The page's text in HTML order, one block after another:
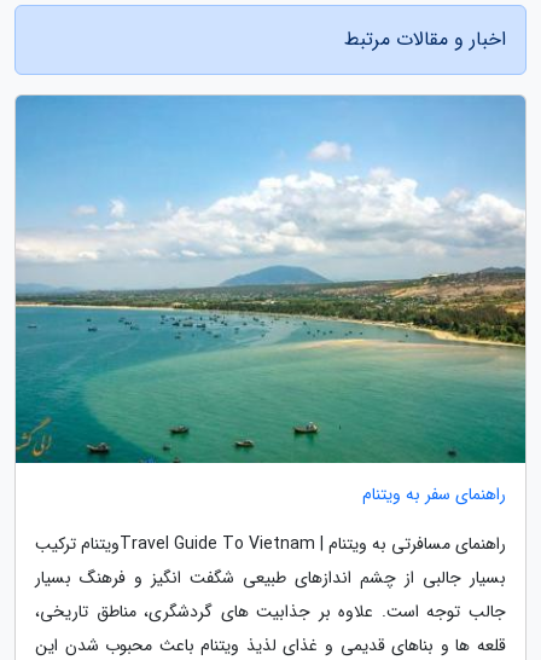
اخبار و مقالات مرتبط
راهنمای سفر به ویتنام
راهنمای مسافرتی به ویتنام | Travel Guide To Vietnamویتنام ترکیب
بسیار جالبی از چشم اندازهای طبیعی شگفت انگیز و فرهنگ بسیار
جالب توجه است. علاوه بر جذابیت های گردشگری، مناطق تاریخی،
قلعه ها و بناهای قدیمی و غذای لذیذ ویتنام باعث محبوب شدن این